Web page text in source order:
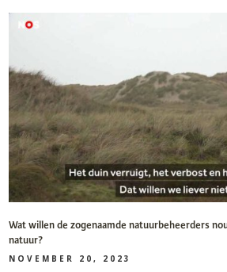
Wat willen de zogenaamde natuurbeheerders
natuur?
NOVEMBER 20, 2023